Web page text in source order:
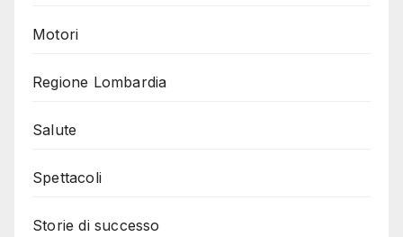
Motori
Regione Lombardia
Salute
Spettacoli
Storie di successo